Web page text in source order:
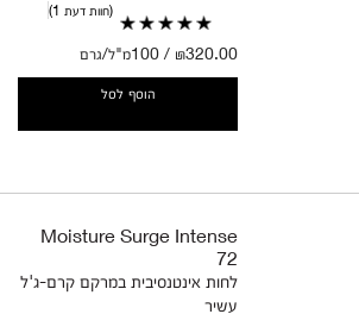
חוות דעת 1
₪320.00 / 100מ"ל/גרם
הוסף לסל
Moisture Surge Intense
72
לחות אינטנסיבית במרקם קרם-ג'ל
עשיר